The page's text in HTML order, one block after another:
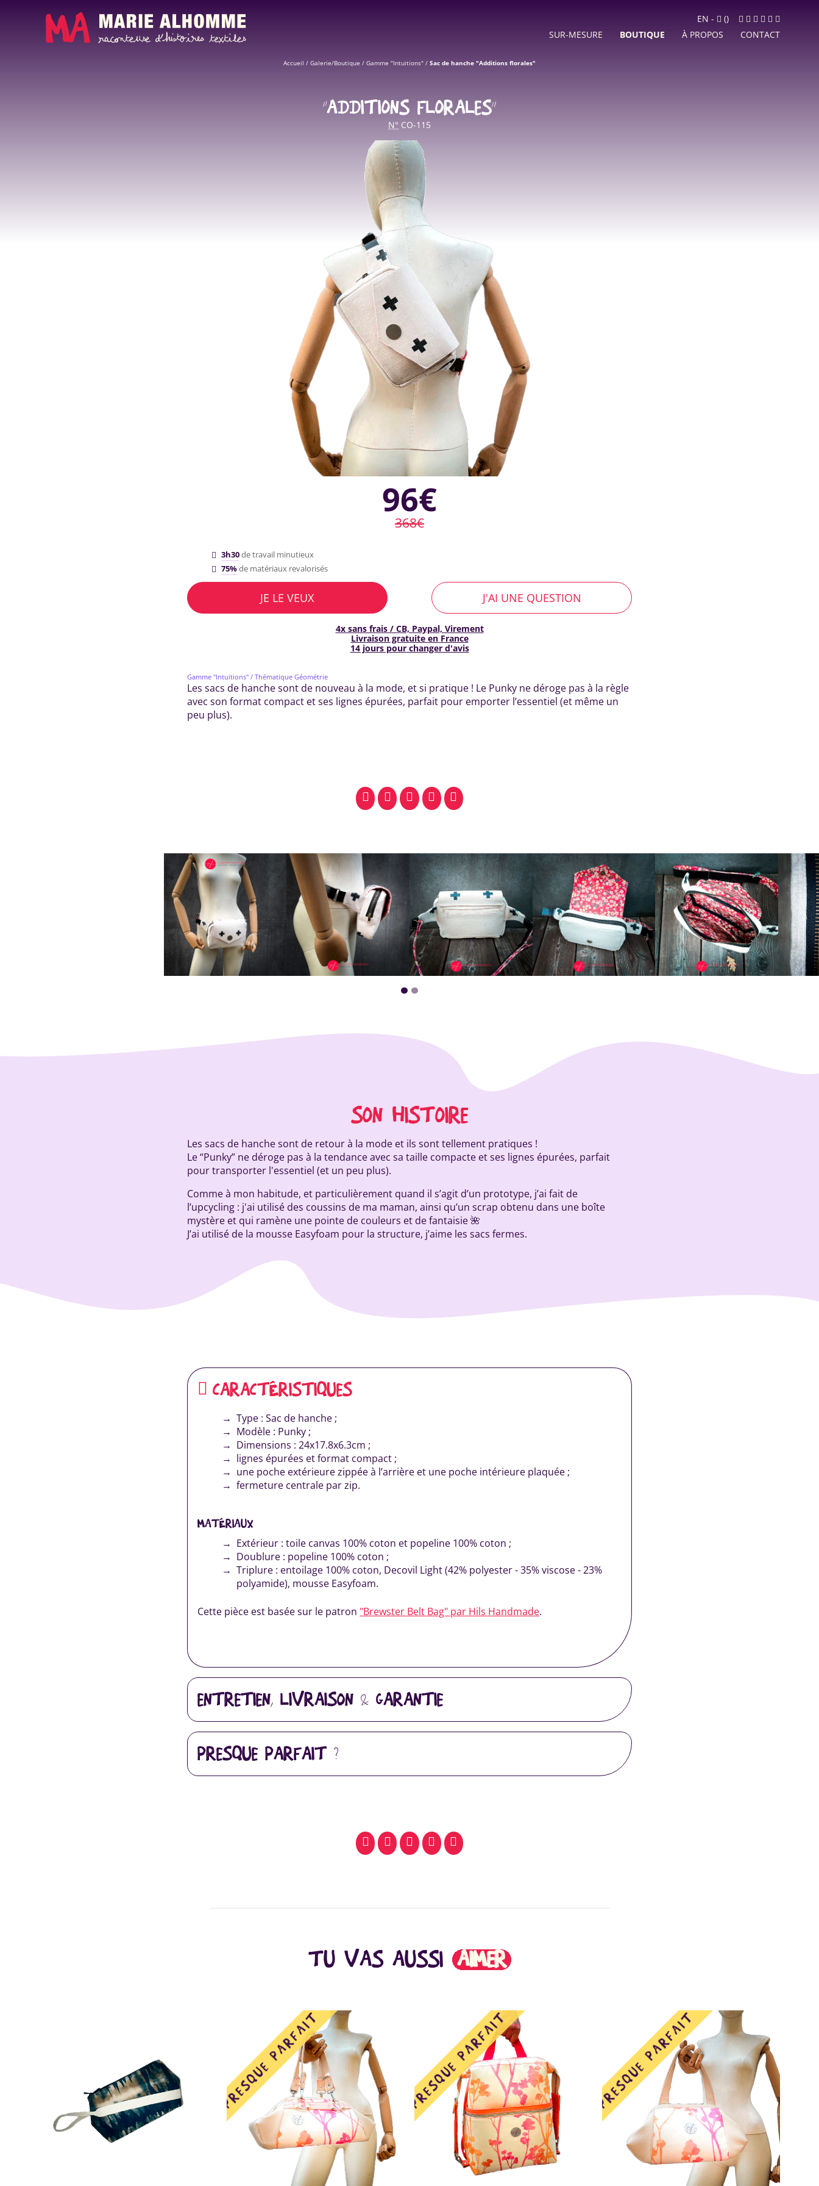
SUR-MESURE BOUTIQUE À PROPOS CONTACT
EN - Panier
() Facebook
Instagram
LinkedIn
Google
Youtube
Accueil / Galerie/Boutique / Gamme "Intuitions" / Sac de hanche "Additions florales"
“ADDITIONS FLORALES”
N° CO-115
96€
368€
3h30de travail minutieux
75%de matériaux revalorisés
JE LE VEUX J'AI UNE QUESTION
4x sans frais / CB, Paypal, Virement
Livraison gratuite en France
14 jours pour changer d'avis
Gamme "Intuitions" / Thématique Géométrie
Les sacs de hanche sont de nouveau à la mode, et si pratique ! Le Punky ne déroge pas à la règle
avec son format compact et ses lignes épurées, parfait pour emporter l’essentiel (et même un
peu plus).
facebookpinterestwhatsapp
SMS email
SON HISTOIRE
Les sacs de hanche sont de retour à la mode et ils sont tellement pratiques !
Le “Punky” ne déroge pas à la tendance avec sa taille compacte et ses lignes épurées, parfait
pour transporter l'essentiel (et un peu plus).
Comme à mon habitude, et particulièrement quand il s’agit d’un prototype, j’ai fait de
l’upcycling : j'ai utilisé des coussins de ma maman, ainsi qu’un scrap obtenu dans une boîte
mystère et qui ramène une pointe de couleurs et de fantaisie 🌺
J’ai utilisé de la mousse Easyfoam pour la structure, j’aime les sacs fermes.
CARACTÉRISTIQUES
Type : Sac de hanche ;
Modèle : Punky ;
Dimensions : 24x17.8x6.3cm ;
lignes épurées et format compact ;
une poche extérieure zippée à l’arrière et une poche intérieure plaquée ;
fermeture centrale par zip.
MATÉRIAUX
Extérieur : toile canvas 100% coton et popeline 100% coton ;
Doublure : popeline 100% coton ;
Triplure : entoilage 100% coton, Decovil Light (42% polyester - 35% viscose - 23%
polyamide), mousse Easyfoam.
Cette pièce est basée sur le patron "Brewster Belt Bag" par Hils Handmade.
ENTRETIEN, LIVRAISON & GARANTIE
PRESQUE PARFAIT ?
facebookpinterestwhatsapp
SMS email
TU VAS AUSSI AIMER